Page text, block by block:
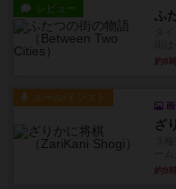
レビュー ふ
約8
ルール/インスト
ざ
約9